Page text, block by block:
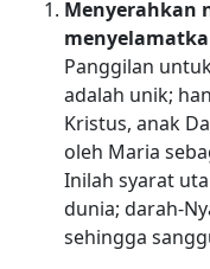
Menyerahkan
Panggilan
adalah unik;
Kristus, anak
oleh Maria
Inilah syarat
dunia; darah-
sehingga